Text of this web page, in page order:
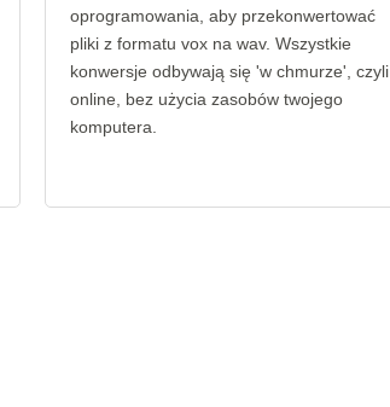
oprogramowania, aby przekonwertować
pliki z formatu vox na wav. Wszystkie
konwersje odbywają się 'w chmurze', czyli
online, bez użycia zasobów twojego
komputera.